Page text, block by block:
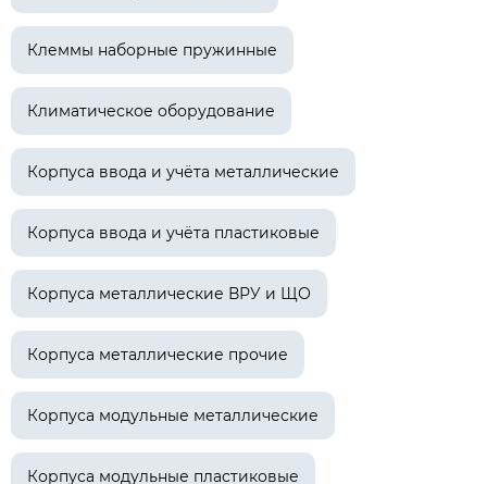
Клеммы наборные пружинные
Климатическое оборудование
Корпуса ввода и учёта металлические
Корпуса ввода и учёта пластиковые
Корпуса металлические ВРУ и ЩО
Корпуса металлические прочие
Корпуса модульные металлические
Корпуса модульные пластиковые